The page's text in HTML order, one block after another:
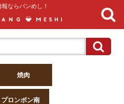
ならバンめし！
焼肉
プロンポン南